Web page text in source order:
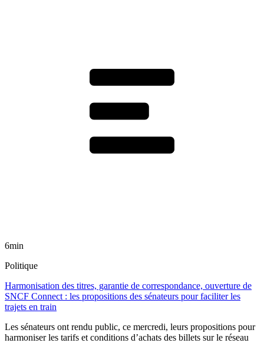
6min
Politique
Harmonisation des titres, garantie de correspondance, ouverture de
SNCF Connect : les propositions des sénateurs pour faciliter les
trajets en train
Les sénateurs ont rendu public, ce mercredi, leurs propositions pour
harmoniser les tarifs et conditions d’achats des billets sur le réseau